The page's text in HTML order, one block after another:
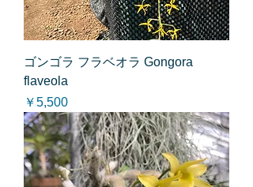
ゴンゴラ フラベオラ Gongora
flaveola
価格
￥5,500